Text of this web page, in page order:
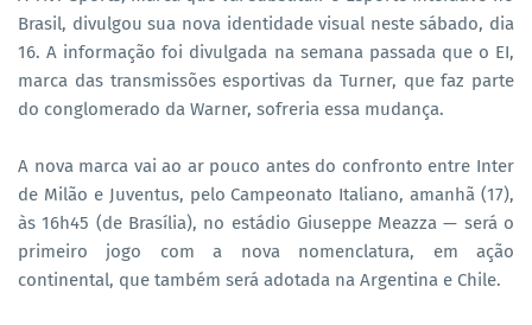
Brasil, divulgou sua nova identidade visual neste sábado, dia
16. A informação foi divulgada na semana passada que o EI,
marca das transmissões esportivas da Turner, que faz parte
do conglomerado da Warner, sofreria essa mudança.
A nova marca vai ao ar pouco antes do confronto entre Inter
de Milão e Juventus, pelo Campeonato Italiano, amanhã (17),
às 16h45 (de Brasília), no estádio Giuseppe Meazza — será o
primeiro jogo com a nova nomenclatura, em ação
continental, que também será adotada na Argentina e Chile.